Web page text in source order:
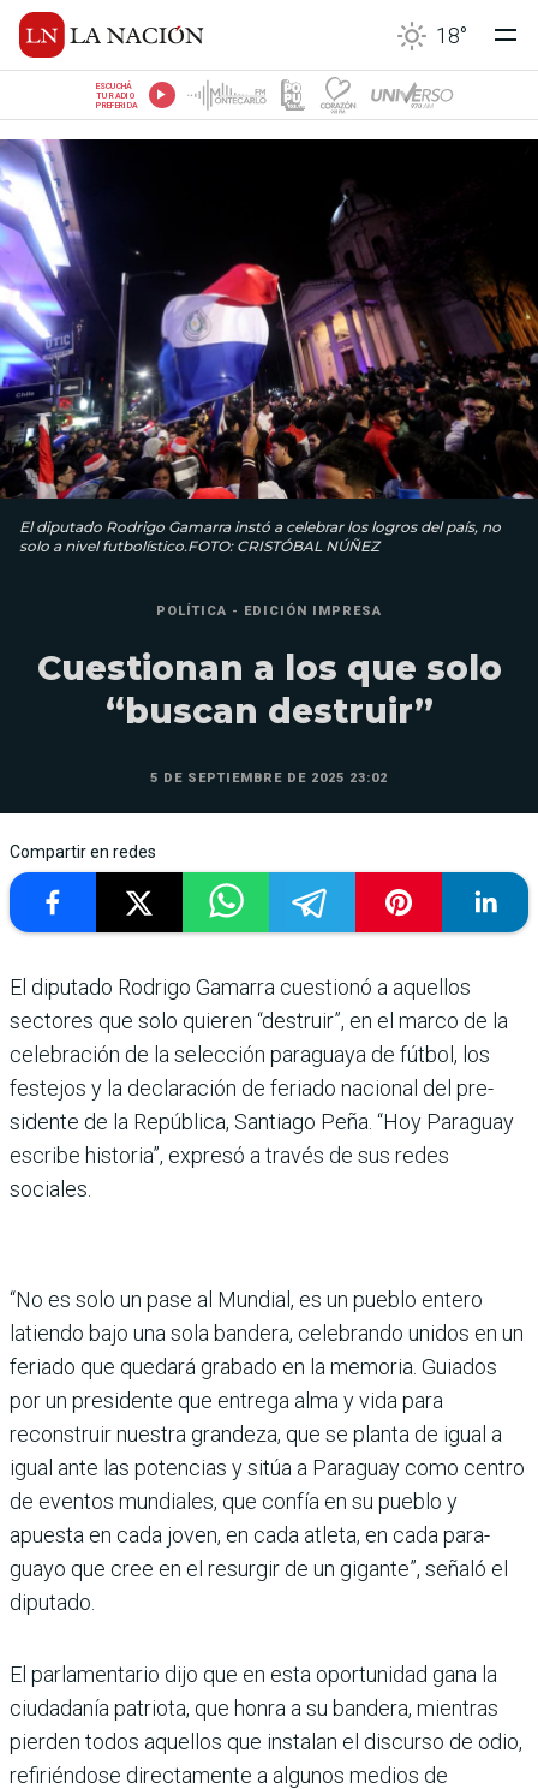
18°
ESCUCHÁ
TU RADIO
PREFERIDA
El diputado Rodrigo Gamarra instó a celebrar los logros del país, no
solo a nivel futbolístico.FOTO: CRISTÓBAL NÚÑEZ
POLÍTICA - EDICIÓN IMPRESA
Cuestionan a los que solo
“buscan destruir”
5 DE SEPTIEMBRE DE 2025 23:02
Compartir en redes
El diputado Rodrigo Gama­rra cuestionó a aquellos
sectores que solo quieren “destruir”, en el marco de la
celebración de la selec­ción paraguaya de fútbol, los
festejos y la declaración de feriado nacional del pre­
sidente de la República, San­tiago Peña. “Hoy Paraguay
escribe historia”, expresó a través de sus redes
sociales.
“No es solo un pase al Mun­dial, es un pueblo entero
latiendo bajo una sola ban­dera, celebrando unidos en un
feriado que quedará gra­bado en la memoria. Guia­dos
por un presidente que entrega alma y vida para
reconstruir nuestra gran­deza, que se planta de igual a
igual ante las potencias y sitúa a Paraguay como cen­tro
de eventos mundiales, que confía en su pueblo y
apuesta en cada joven, en cada atleta, en cada para­
guayo que cree en el resur­gir de un gigante”, señaló el
diputado.
El parlamentario dijo que en esta oportunidad gana la
ciudadanía patriota, que honra a su bandera, mien­tras
pierden todos aquellos que instalan el discurso de odio,
refiriéndose directa­mente a algunos medios de